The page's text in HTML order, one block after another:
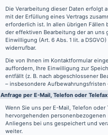
Die Verarbeitung dieser Daten erfolgt
mit der Erfüllung eines Vertrags
erforderlich ist. In allen übrigen Fällen
der effektiven Bearbeitung der an uns
Einwilligung (Art. 6 Abs. 1 lit. a
widerrufbar.
Die von Ihnen im Kontaktformular
auffordern, Ihre Einwilligung zur
entfällt (z. B. nach abgeschlossener
– insbesondere
Anfrage per E-Mail, Telefon oder Telefax
Wenn Sie uns per E-Mail, Telefon
hervorgehenden personenbezogenen
Anliegens bei uns gespeichert und
weiter.